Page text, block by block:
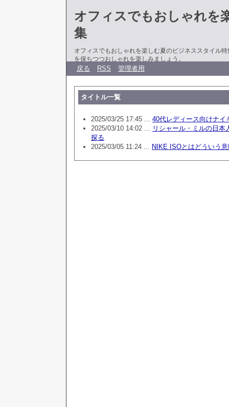
オフィスでもおしゃれを
集
オフィスでもおしゃれを楽しむ夏のビジネススタイル
を保ちつつおしゃれを楽しみましょう。
戻る RSS 管理者用
タイトル一覧
2025/03/25 17:45 ... 40代レディース向けナイ
2025/03/10 14:02 ... リシャール・ミルの日本
探る
2025/03/05 11:24 ... NIKE ISOとはどういう